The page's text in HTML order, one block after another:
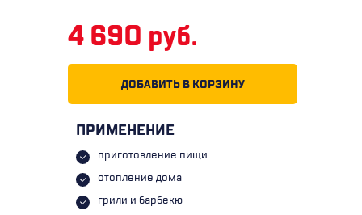
4 690 руб.
ДОБАВИТЬ В КОРЗИНУ
ПРИМЕНЕНИЕ
приготовление пищи
отопление дома
грили и барбекю